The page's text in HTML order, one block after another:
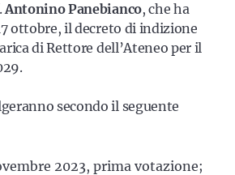
con le ultime news, iscriviti alla
Antonino Panebianco, che ha
ottobre, il decreto di indizione
di Rettore dell’Ateneo per il
secondo il seguente
2023, prima votazione;